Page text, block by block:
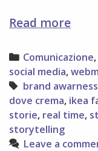
Read more5
per
lo
Categories
Comunicazione,
social media,
Tags
brand awarness
dove crema, ikea
storie, real time,
storytelling
Leave a